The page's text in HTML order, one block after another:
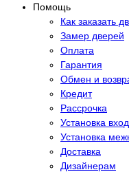
Помощь
Как заказать
Замер дверей
Оплата
Гарантия
Обмен и
Кредит
Рассрочка
Установка
Установка
Доставка
Дизайнерам